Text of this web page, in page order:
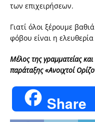
των επιχειρήσεων.
Γιατί όλοι ξέρουμε
φόβου είναι η
Μέλος της γραμματείας
παράταξης «Ανοιχτοί
Share